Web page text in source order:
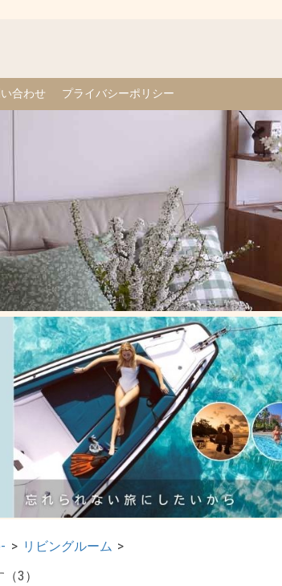
合わせ プライバシーポリシー
> リビングルーム >
3）